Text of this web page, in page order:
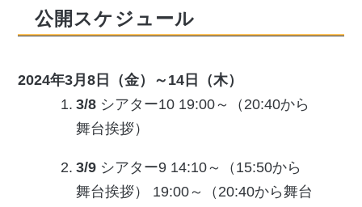
公開スケジュール
2024年3月8日（金）～14日（木）
3/8シアター10 19:00～（20:40から
舞台挨拶）
3/9シアター9 14:10～（15:50から
舞台挨拶） 19:00～（20:40から舞台